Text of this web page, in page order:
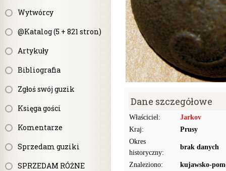
Wytwórcy
@Katalog (5 + 821 stron)
Artykuły
Bibliografia
Zgłoś swój guzik
Księga gości
Komentarze
Sprzedam guziki
SPRZEDAM RÓŻNE
Dane szczegółowe
Właściciel:
Jarkov
Kraj:
Prusy
Okres
historyczny:
brak danych
Znaleziono:
kujawsko-